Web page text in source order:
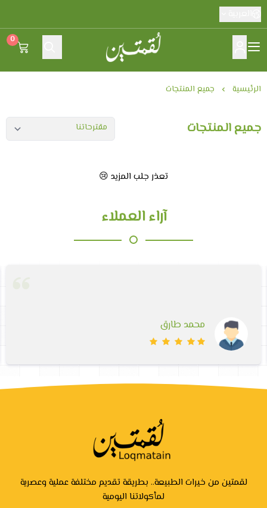
لقمتين
0
الرئيسية جميع المنتجات
جميع المنتجات
تعذر جلب المزيد 😢
آراء العملاء
محمد طارق
لقمتين من خيرات الطبيعة.. بطريقة تقديم مختلفة عملية وعصرية
لمأكولاتنا اليومية